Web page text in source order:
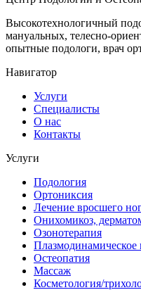
Высокотехнологичный
мануальных, телесно-
опытные подологи, врач
Навигатор
Услуги
Специалисты
О нас
Контакты
Услуги
Подология
Ортониксия
Лечение вросшего
Онихомикоз,
Озонотерапия
Плазмодинамическое
Остеопатия
Массаж
Косметология/